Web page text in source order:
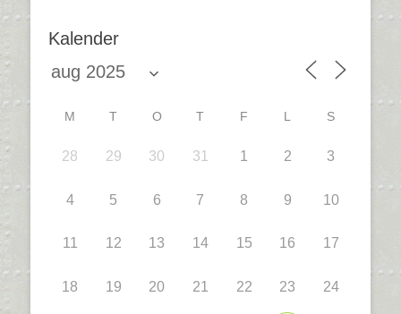
Kalender
M T O T F L S
28 29 30 31 1 2 3
4 5 6 7 8 9 10
11 12 13 14 15 16 17
18 19 20 21 22 23 24